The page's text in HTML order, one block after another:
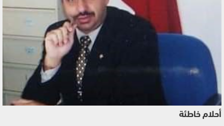
أحلام خاطئة